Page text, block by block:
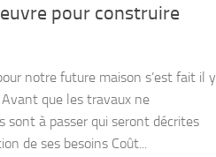
pour construire
notre future maison s’est fait il y
que les travaux ne
sont à passer qui seront décrites
de ses besoins Coût...